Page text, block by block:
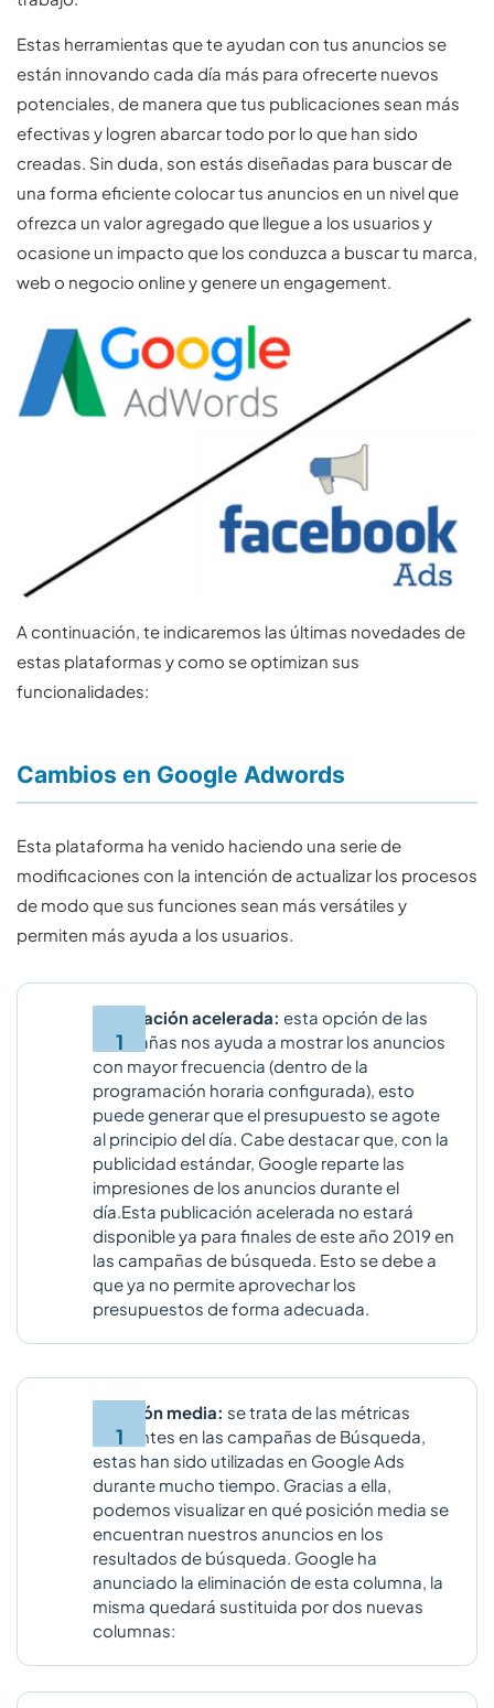
Estas herramientas que te ayudan con tus anuncios se
están innovando cada día más para ofrecerte nuevos
potenciales, de manera que tus publicaciones sean más
efectivas y logren abarcar todo por lo que han sido
creadas. Sin duda, son estás diseñadas para buscar de
una forma eficiente colocar tus anuncios en un nivel que
ofrezca un valor agregado que llegue a los usuarios y
ocasione un impacto que los conduzca a buscar tu marca,
web o negocio online y genere un engagement.
A continuación, te indicaremos las últimas novedades de
estas plataformas y como se optimizan sus
funcionalidades:
Cambios en Google Adwords
Esta plataforma ha venido haciendo una serie de
modificaciones con la intención de actualizar los procesos
de modo que sus funciones sean más versátiles y
permiten más ayuda a los usuarios.
Publicación acelerada: esta opción de las
campañas nos ayuda a mostrar los anuncios
con mayor frecuencia (dentro de la
programación horaria configurada), esto
puede generar que el presupuesto se agote
al principio del día. Cabe destacar que, con la
publicidad estándar, Google reparte las
impresiones de los anuncios durante el
día.Esta publicación acelerada no estará
disponible ya para finales de este año 2019 en
las campañas de búsqueda. Esto se debe a
que ya no permite aprovechar los
presupuestos de forma adecuada.
Posición media: se trata de las métricas
relevantes en las campañas de Búsqueda,
estas han sido utilizadas en Google Ads
durante mucho tiempo. Gracias a ella,
podemos visualizar en qué posición media se
encuentran nuestros anuncios en los
resultados de búsqueda. Google ha
anunciado la eliminación de esta columna, la
misma quedará sustituida por dos nuevas
columnas: